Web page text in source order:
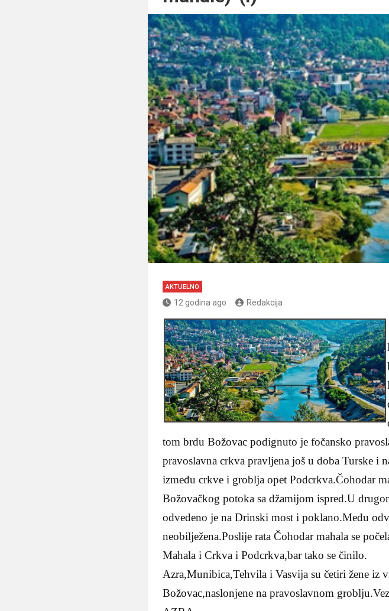
AKTUELNO
12 godina ago Redakcija
tom brdu Božovac podignuto je fočansko
pravoslavna crkva pravljena još u doba Turske i
između crkve i groblja opet Podcrkva.Čohodar
Božovačkog potoka sa džamijom ispred.U
odvedeno je na Drinski most i poklano.Među
neobilježena.Poslije rata Čohodar mahala se
Mahala i Crkva i Podcrkva,bar tako se činilo.
Azra,Munibica,Tehvila i Vasvija su četiri žene iz
Božovac,naslonjene na pravoslavnom